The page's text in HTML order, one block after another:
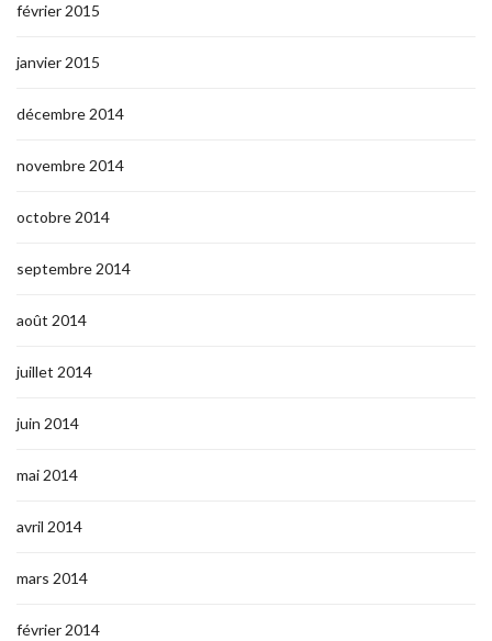
février 2015
janvier 2015
décembre 2014
novembre 2014
octobre 2014
septembre 2014
août 2014
juillet 2014
juin 2014
mai 2014
avril 2014
mars 2014
février 2014